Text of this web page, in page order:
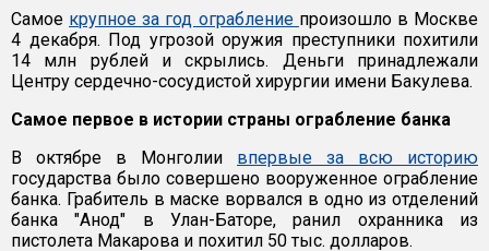
Самое крупное за год ограбление произошло в Москве
4 декабря. Под угрозой оружия преступники похитили
14 млн рублей и скрылись. Деньги принадлежали
Центру сердечно-сосудистой хирургии имени Бакулева.
Самое первое в истории страны ограбление банка
В октябре в Монголии впервые за всю историю
государства было совершено вооруженное ограбление
банка. Грабитель в маске ворвался в одно из отделений
банка "Анод" в Улан-Баторе, ранил охранника из
пистолета Макарова и похитил 50 тыс. долларов.